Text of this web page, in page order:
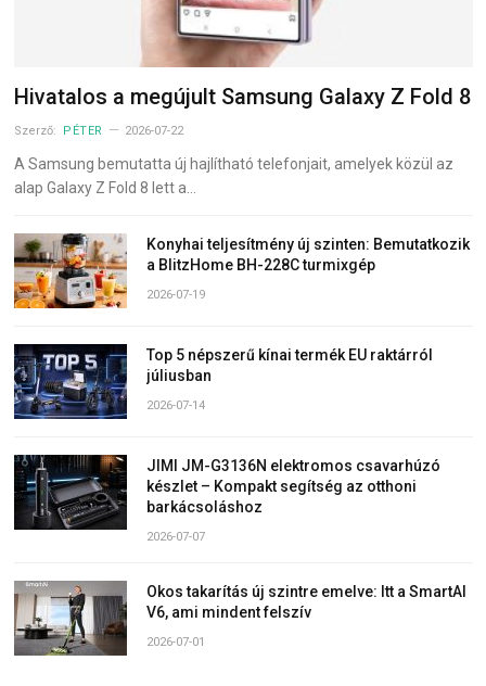
Hivatalos a megújult Samsung Galaxy Z Fold 8
Szerző: PÉTER 2026-07-22
A Samsung bemutatta új hajlítható telefonjait, amelyek közül az
alap Galaxy Z Fold 8 lett a…
Konyhai teljesítmény új szinten: Bemutatkozik
a BlitzHome BH-228C turmixgép
2026-07-19
Top 5 népszerű kínai termék EU raktárról
júliusban
2026-07-14
JIMI JM-G3136N elektromos csavarhúzó
készlet – Kompakt segítség az otthoni
barkácsoláshoz
2026-07-07
Okos takarítás új szintre emelve: Itt a SmartAI
V6, ami mindent felszív
2026-07-01